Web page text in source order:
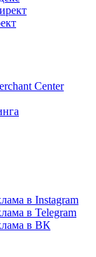
Center
в Instagram
в Telegram
в ВК